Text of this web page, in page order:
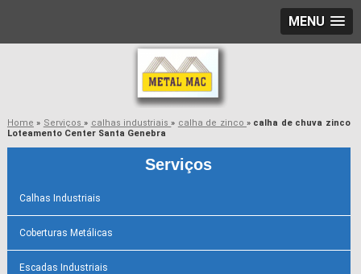
MENU
Home » Serviços» calhas industriais» calha de zinco » calha de chuva zinco
Loteamento Center Santa Genebra
Serviços
Calhas Industriais
Coberturas Metálicas
Escadas Industriais